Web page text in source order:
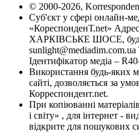
© 2000-2026,
Суб'єкт у сфері онлайн-
«КореспонденТ.net»
ХАРКІВСЬКЕ ШОСЕ,
sunlight@mediadim.com.ua
Ідентифікатор медіа –
Використання будь-яких
сайті, дозволяється за
Корреспондент.net.
При копіюванні
і світу» , для інтернет -
відкрите для пошукових